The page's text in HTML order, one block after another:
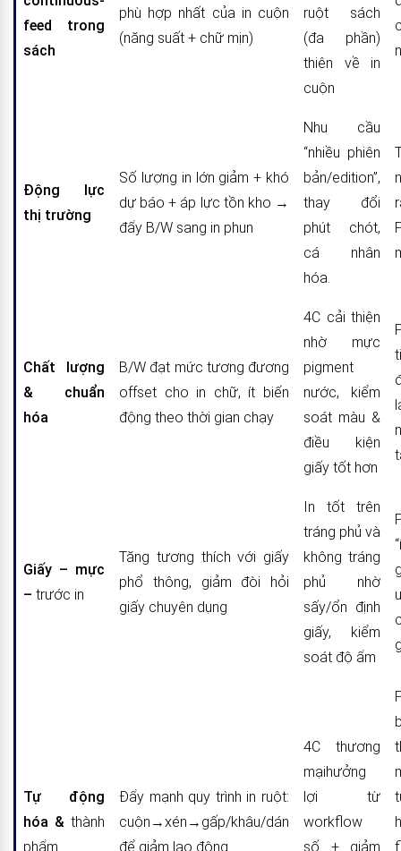
feed trong
sách
phù hợp nhất của in cuộn
(năng suất + chữ mịn)
ruột sách
(đa phần)
thiên về in
cuộn
Động lực
thị trường
Số lượng in lớn giảm + khó
dự báo + áp lực tồn kho →
đẩy B/W sang in phun
Nhu cầu
“nhiều phiên
bản/edition”,
thay đổi
phút chót,
cá nhân
hóa.
Chất lượng
& chuẩn
hóa
B/W đạt mức tương đương
offset cho in chữ, ít biến
động theo thời gian chạy
4C cải thiện
nhờ mực
pigment
nước, kiểm
soát màu &
điều kiện
giấy tốt hơn
Giấy – mực
– trước in
Tăng tương thích với giấy
phổ thông, giảm đòi hỏi
giấy chuyên dụng
In tốt trên
tráng phủ và
không tráng
phủ nhờ
sấy/ổn định
giấy, kiểm
soát độ ẩm
Tự động
hóa & thành
phẩm
Đẩy mạnh quy trình in ruột:
cuộn→xén→gấp/khâu/dán
để giảm lao động
4C thương
mạihưởng
lợi từ
workflow
số + giảm